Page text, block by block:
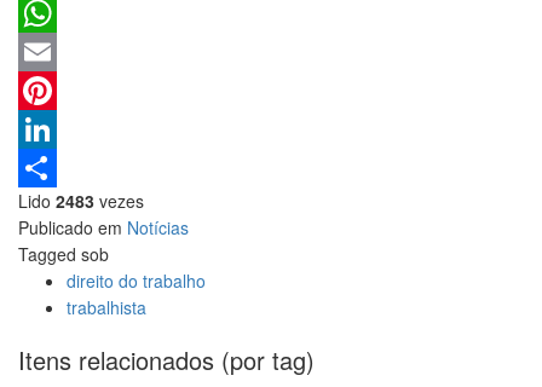
Twitter
WhatsApp
Email
Pinterest
LinkedIn
Share
Lido 2483 vezes
Publicado em Notícias
Tagged sob
direito do trabalho
trabalhista
Itens relacionados (por tag)